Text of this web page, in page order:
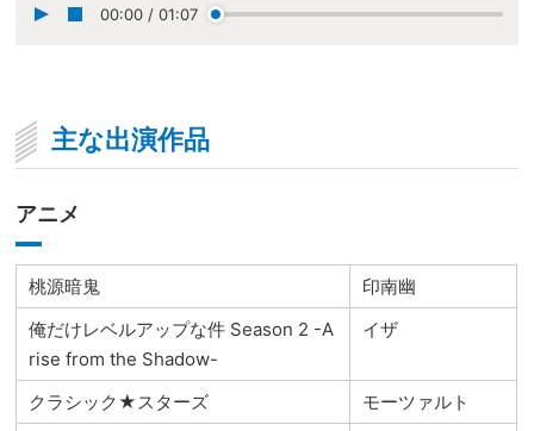
00:00 / 01:07
主な出演作品
アニメ
桃源暗鬼
印南幽
俺だけレベルアップな件 Season 2 -A
rise from the Shadow-
イザ
クラシック★スターズ
モーツァルト